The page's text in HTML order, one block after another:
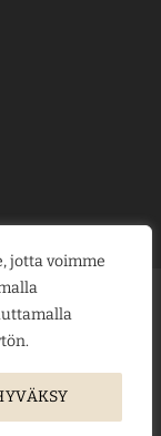
jotta voimme
Visa